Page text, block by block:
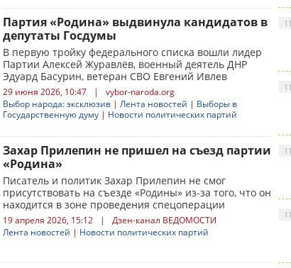
Партия «Родина» выдвинула кандидатов в
депутаты Госдумы
В первую тройку федерального списка вошли лидер
Партии Алексей Журавлёв, военный деятель ДНР
Эдуард Басурин, ветеран СВО Евгений Ивлев
29 июня 2026, 10:47 |
vybor-naroda.org
Выбор народа: эксклюзив | Лента новостей | Выборы в
Государственную думу | Новости политических партий
Захар Прилепин не пришел на съезд партии
«Родина»
Писатель и политик Захар Прилепин не смог
присутствовать на съезде «Родины» из-за того, что он
находится в зоне проведения спецоперации
19 апреля 2026, 15:12 |
Дзен-канал ВЕДОМОСТИ
Лента новостей | Новости политических партий